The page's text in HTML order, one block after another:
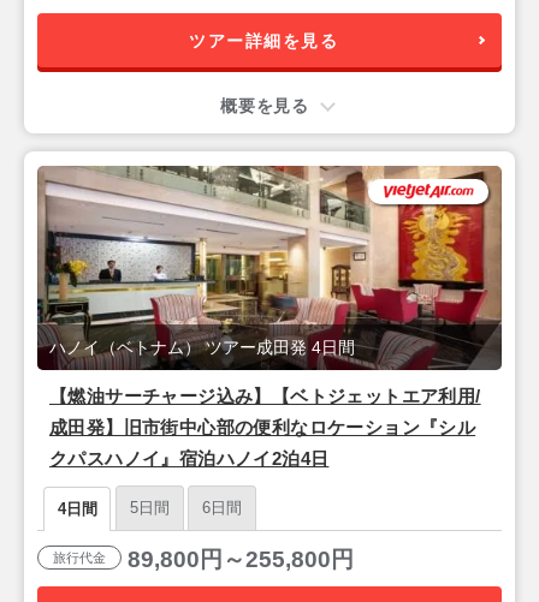
ツアー詳細を見る
概要を見る
【燃油サーチャージ込み】【ベトジェットエア利用/
成田発】旧市街中心部の便利なロケーション『シル
クパスハノイ』宿泊ハノイ2泊4日
ハノイ（ベトナム） ツアー成田発 4日間
4日間 5日間 6日間
旅行代金 89,800円～255,800円